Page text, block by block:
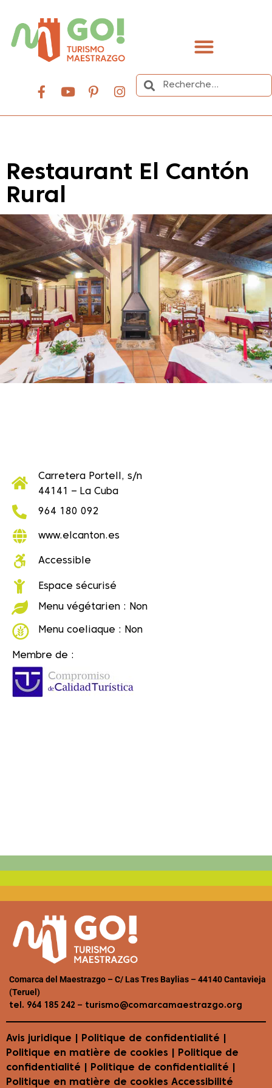
Restaurant El Cantón
Rural
Carretera Portell, s/n
44141 – La Cuba
964 180 092
www.elcanton.es
Accessible
Espace sécurisé
Menu végétarien : Non
Menu coeliaque : Non
Membre de :
Comarca del Maestrazgo – C/ Las Tres Baylias – 44140 Cantavieja
(Teruel)
tel. 964 185 242 – turismo@comarcamaestrazgo.org
Avis juridique Politique de confidentialité
Politique en matière de cookies | Politique de
confidentialité | Politique de confidentialité |
Politique en matière de cookies Accessibilité